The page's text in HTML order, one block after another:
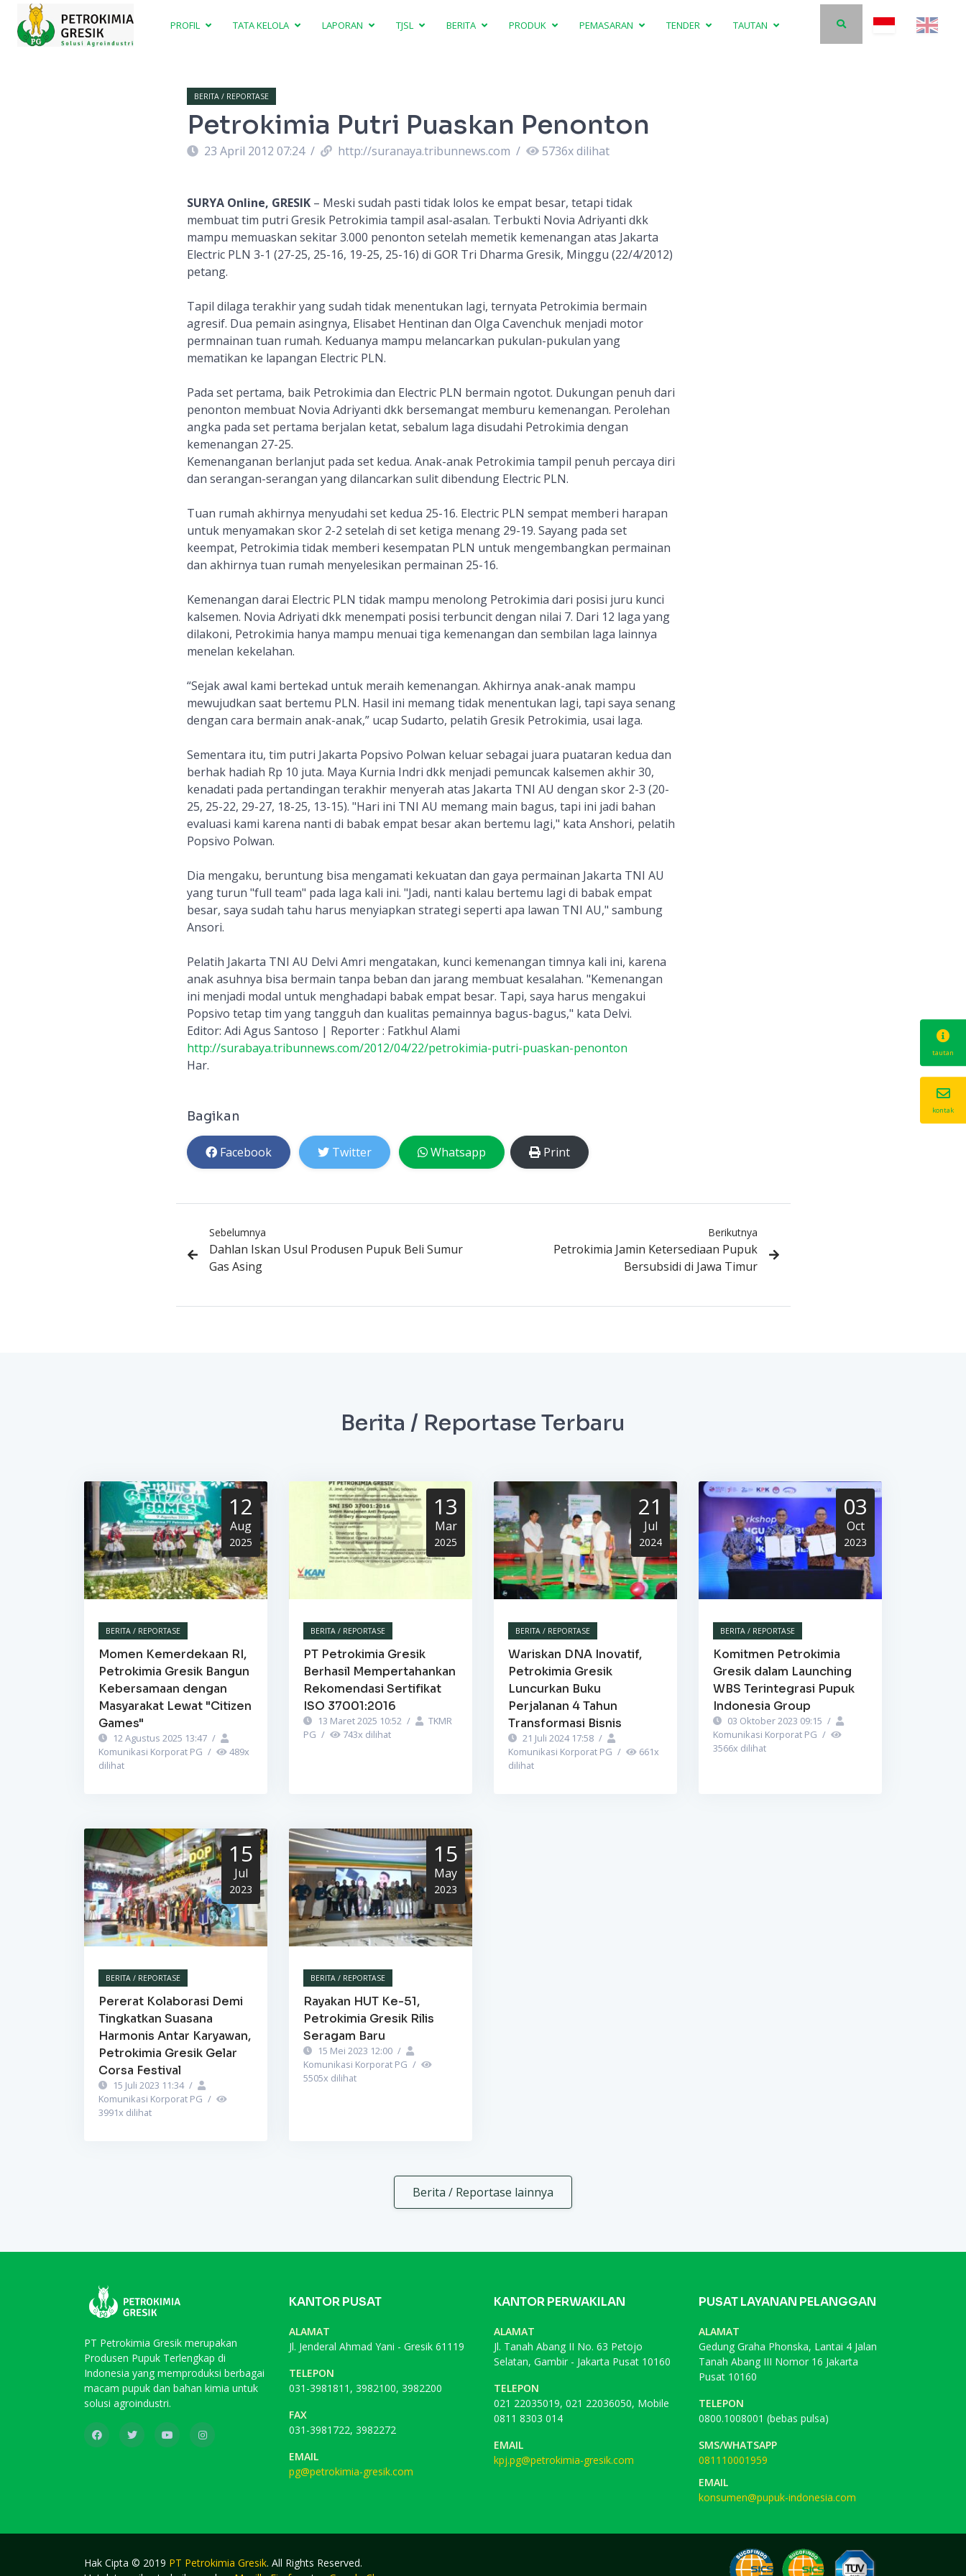
PROFIL TATA KELOLA LAPORAN TJSL BERITA PRODUK PEMASARAN TENDER TAUTAN
BERITA / REPORTASE
Petrokimia Putri Puaskan Penonton
23 April 2012 07:24 / http://suranaya.tribunnews.com / 5736x dilihat
SURYA Online, GRESIK– Meski sudah pasti tidak lolos ke empat besar, tetapi tidak
membuat tim putri Gresik Petrokimia tampil asal-asalan. Terbukti Novia Adriyanti dkk
mampu memuaskan sekitar 3.000 penonton setelah memetik kemenangan atas Jakarta
Electric PLN 3-1 (27-25, 25-16, 19-25, 25-16) di GOR Tri Dharma Gresik, Minggu (22/4/2012)
petang.
Tapil dilaga terakhir yang sudah tidak menentukan lagi, ternyata Petrokimia bermain
agresif. Dua pemain asingnya, Elisabet Hentinan dan Olga Cavenchuk menjadi motor
permnainan tuan rumah. Keduanya mampu melancarkan pukulan-pukulan yang
mematikan ke lapangan Electric PLN.
Pada set pertama, baik Petrokimia dan Electric PLN bermain ngotot. Dukungan penuh dari
penonton membuat Novia Adriyanti dkk bersemangat memburu kemenangan. Perolehan
angka pada set pertama berjalan ketat, sebalum laga disudahi Petrokimia dengan
kemenangan 27-25.
Kemenanganan berlanjut pada set kedua. Anak-anak Petrokimia tampil penuh percaya diri
dan serangan-serangan yang dilancarkan sulit dibendung Electric PLN.
Tuan rumah akhirnya menyudahi set kedua 25-16. Electric PLN sempat memberi harapan
untuk menyamakan skor 2-2 setelah di set ketiga menang 29-19. Sayang pada set
keempat, Petrokimia tidak memberi kesempatan PLN untuk mengembangkan permainan
dan akhirnya tuan rumah menyelesikan permainan 25-16.
Kemenangan darai Electric PLN tidak mampu menolong Petrokimia dari posisi juru kunci
kalsemen. Novia Adriyati dkk menempati posisi terbuncit dengan nilai 7. Dari 12 laga yang
dilakoni, Petrokimia hanya mampu menuai tiga kemenangan dan sembilan laga lainnya
menelan kekelahan.
“Sejak awal kami bertekad untuk meraih kemenangan. Akhirnya anak-anak mampu
mewujudkan saat bertemu PLN. Hasil ini memang tidak menentukan lagi, tapi saya senang
dengan cara bermain anak-anak,” ucap Sudarto, pelatih Gresik Petrokimia, usai laga.
Sementara itu, tim putri Jakarta Popsivo Polwan keluar sebagai juara puataran kedua dan
berhak hadiah Rp 10 juta. Maya Kurnia Indri dkk menjadi pemuncak kalsemen akhir 30,
kenadati pada pertandingan terakhir menyerah atas Jakarta TNI AU dengan skor 2-3 (20-
25, 25-22, 29-27, 18-25, 13-15). "Hari ini TNI AU memang main bagus, tapi ini jadi bahan
evaluasi kami karena nanti di babak empat besar akan bertemu lagi," kata Anshori, pelatih
Popsivo Polwan.
Dia mengaku, beruntung bisa mengamati kekuatan dan gaya permainan Jakarta TNI AU
yang turun "full team" pada laga kali ini. "Jadi, nanti kalau bertemu lagi di babak empat
besar, saya sudah tahu harus menyiapkan strategi seperti apa lawan TNI AU," sambung
Ansori.
Pelatih Jakarta TNI AU Delvi Amri mengatakan, kunci kemenangan timnya kali ini, karena
anak asuhnya bisa bermain tanpa beban dan jarang membuat kesalahan. "Kemenangan
ini menjadi modal untuk menghadapi babak empat besar. Tapi, saya harus mengakui
Popsivo tetap tim yang tangguh dan kualitas pemainnya bagus-bagus," kata Delvi.
Editor: Adi Agus Santoso | Reporter : Fatkhul Alami
http://surabaya.tribunnews.com/2012/04/22/petrokimia-putri-puaskan-penonton
Har.
Bagikan
Facebook Twitter Whatsapp Print
Sebelumnya
Dahlan Iskan Usul Produsen Pupuk Beli Sumur
Gas Asing
Berikutnya
Petrokimia Jamin Ketersediaan Pupuk
Bersubsidi di Jawa Timur
Berita / Reportase Terbaru
12
Aug
2025
BERITA / REPORTASE
Momen Kemerdekaan RI,
Petrokimia Gresik Bangun
Kebersamaan dengan
Masyarakat Lewat "Citizen
Games"
12 Agustus 2025 13:47 /
Komunikasi Korporat PG / 489x
dilihat
13
Mar
2025
BERITA / REPORTASE
PT Petrokimia Gresik
Berhasil Mempertahankan
Rekomendasi Sertifikat
ISO 37001:2016
13 Maret 2025 10:52 /
TKMR
PG / 743x dilihat
21
Jul
2024
BERITA / REPORTASE
Wariskan DNA Inovatif,
Petrokimia Gresik
Luncurkan Buku
Perjalanan 4 Tahun
Transformasi Bisnis
21 Juli 2024 17:58 /
Komunikasi Korporat PG / 661x
dilihat
03
Oct
2023
BERITA / REPORTASE
Komitmen Petrokimia
Gresik dalam Launching
WBS Terintegrasi Pupuk
Indonesia Group
03 Oktober 2023 09:15 /
Komunikasi Korporat PG /
3566x dilihat
15
Jul
2023
BERITA / REPORTASE
Pererat Kolaborasi Demi
Tingkatkan Suasana
Harmonis Antar Karyawan,
Petrokimia Gresik Gelar
Corsa Festival
15 Juli 2023 11:34 /
Komunikasi Korporat PG /
3991x dilihat
15
May
2023
BERITA / REPORTASE
Rayakan HUT Ke-51,
Petrokimia Gresik Rilis
Seragam Baru
15 Mei 2023 12:00 /
Komunikasi Korporat PG /
5505x dilihat
Berita / Reportase lainnya
PT Petrokimia Gresik merupakan
Produsen Pupuk Terlengkap di
Indonesia yang memproduksi berbagai
macam pupuk dan bahan kimia untuk
solusi agroindustri.
KANTOR PUSAT
ALAMAT
Jl. Jenderal Ahmad Yani - Gresik 61119
TELEPON
031-3981811, 3982100, 3982200
FAX
031-3981722, 3982272
EMAIL
pg@petrokimia-gresik.com
KANTOR PERWAKILAN
ALAMAT
Jl. Tanah Abang II No. 63 Petojo
Selatan, Gambir - Jakarta Pusat 10160
TELEPON
021 22035019, 021 22036050, Mobile
0811 8303 014
EMAIL
kpj.pg@petrokimia-gresik.com
PUSAT LAYANAN PELANGGAN
ALAMAT
Gedung Graha Phonska, Lantai 4 Jalan
Tanah Abang III Nomor 16 Jakarta
Pusat 10160
TELEPON
0800.1008001 (bebas pulsa)
SMS/WHATSAPP
081110001959
EMAIL
konsumen@pupuk-indonesia.com
Hak Cipta © 2019 PT Petrokimia Gresik. All Rights Reserved.
tautan
kontak